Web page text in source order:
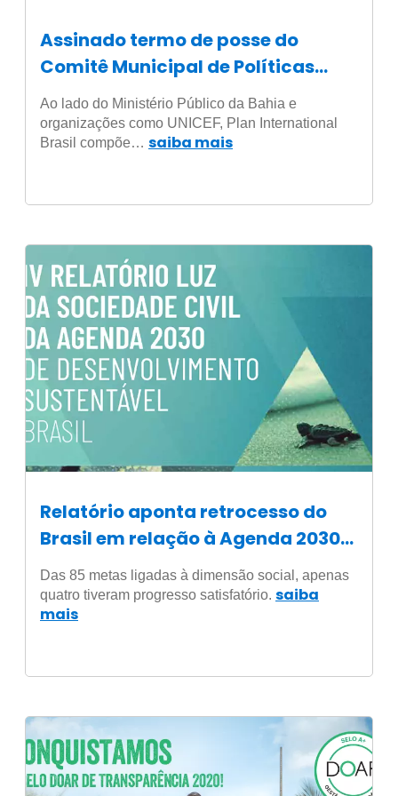
Assinado termo de posse do
Comitê Municipal de Políticas
para Meninas de Salvador
Ao lado do Ministério Público da Bahia e
organizações como UNICEF, Plan International
Brasil compõe… saiba mais
Relatório aponta retrocesso do
Brasil em relação à Agenda 2030
de Desenvolvimento Sustentável
Das 85 metas ligadas à dimensão social, apenas
quatro tiveram progresso satisfatório. saiba
mais